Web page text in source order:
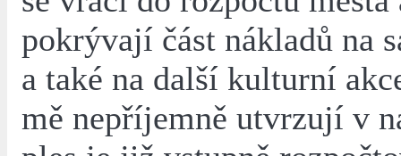
pokrývají část nákladů na
a také na další kulturní
mě nepříjemně utvrzují v